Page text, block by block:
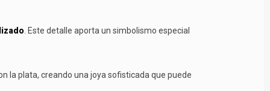
. Este detalle aporta un simbolismo especial
la plata, creando una joya sofisticada que puede